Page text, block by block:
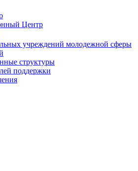
Центр
учреждений молодежной сферы
структуры
поддержки